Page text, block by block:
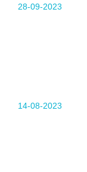
28-09-2023
14-08-2023